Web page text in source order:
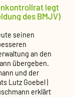
legt
des BMJV)
seinen
an den
übergeben.
und der
Lutz Goebel |
erklärt